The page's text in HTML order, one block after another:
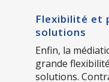
Flexibilité et
solutions
Enfin, la
grande
solutions.